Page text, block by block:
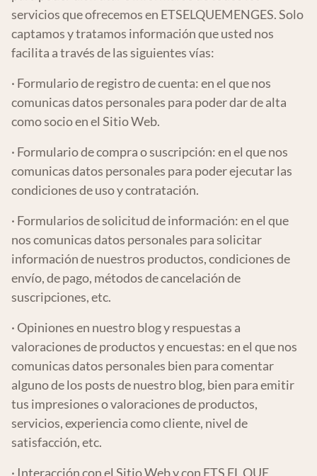
servicios que ofrecemos en ETSELQUEMENGES. Solo
captamos y tratamos información que usted nos
facilita a través de las siguientes vías:
· Formulario de registro de cuenta: en el que nos
comunicas datos personales para poder dar de alta
como socio en el Sitio Web.
· Formulario de compra o suscripción: en el que nos
comunicas datos personales para poder ejecutar las
condiciones de uso y contratación.
· Formularios de solicitud de información: en el que
nos comunicas datos personales para solicitar
información de nuestros productos, condiciones de
envío, de pago, métodos de cancelación de
suscripciones, etc.
· Opiniones en nuestro blog y respuestas a
valoraciones de productos y encuestas: en el que nos
comunicas datos personales bien para comentar
alguno de los posts de nuestro blog, bien para emitir
tus impresiones o valoraciones de productos,
servicios, experiencia como cliente, nivel de
satisfacción, etc.
· Interacción con el Sitio Web y con ETS EL QUE